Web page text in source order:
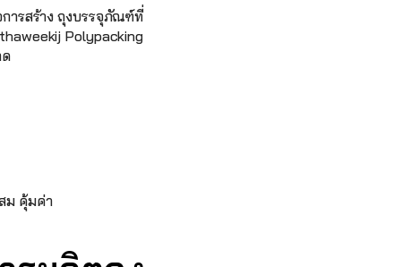
ารสร้าง ถุงบรรจุภัณฑ์ที่
Polypacking
ม คุ้มค่า